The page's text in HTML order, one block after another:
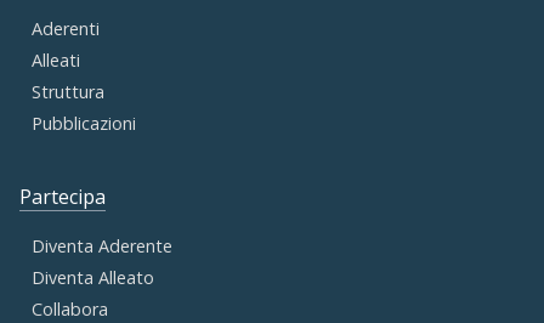
Aderenti
Alleati
Struttura
Pubblicazioni
Partecipa
Diventa Aderente
Diventa Alleato
Collabora